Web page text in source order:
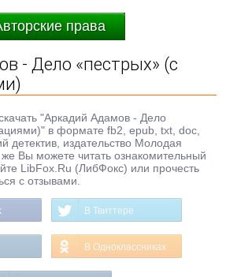
права
- Дело «пестрых» (с
"Аркадий Адамов - Дело
в формате fb2, epub, txt, doc,
детектив, издательство Молодая
же Вы можете читать ознакомительный
LibFox.Ru (ЛибФокс) или прочесть
с отзывами.
В Твиттере
В Одноклассниках